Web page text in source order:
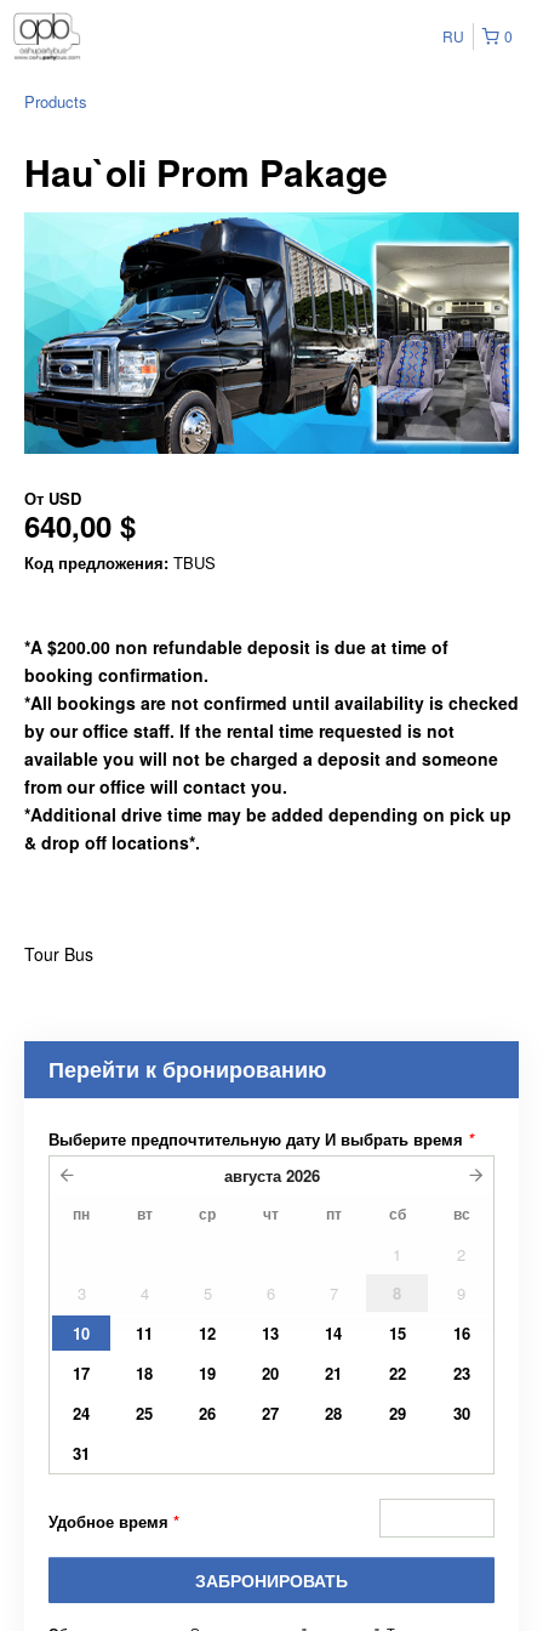
0
RU
Products
Hau`oli Prom Pakage
От USD
640,00 $
Код предложения: TBUS
*A $200.00 non refundable deposit is due at time of
booking confirmation.
*All bookings are not confirmed until availability is checked
by our office staff. If the rental time requested is not
available you will not be charged a deposit and someone
from our office will contact you.
*Additional drive time may be added depending on pick up
& drop off locations*.
Tour Bus
Перейти к бронированию
Выберите предпочтительную дату И выбрать время *
августа 2026
пн вт ср чт пт сб вс
1
2
3
4 5 6 7 8
9
10
11 12 13 14 15
16
17
18 19 20 21 22
23
24
25 26 27 28 29
30
31
Удобное время *
ЗАБРОНИРОВАТЬ